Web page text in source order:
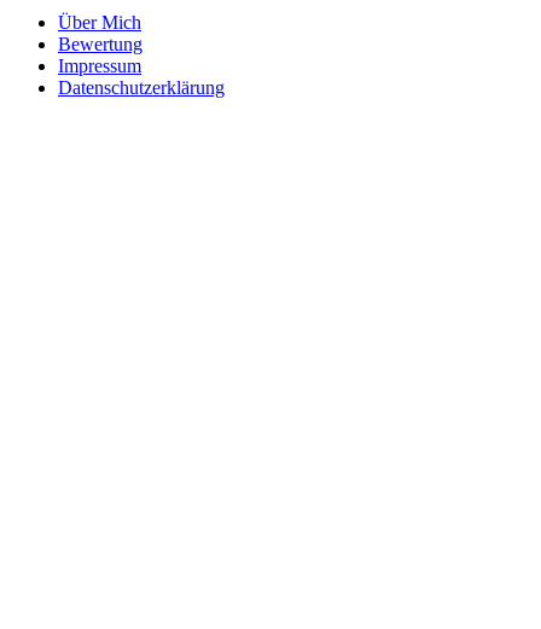
Über Mich
Bewertung
Impressum
Datenschutzerklärung